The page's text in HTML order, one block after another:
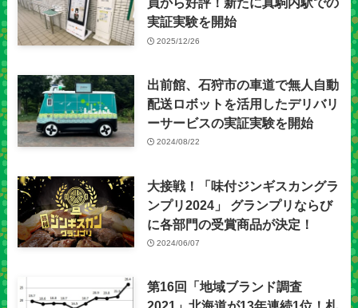
実証実験を開始
2025/12/26
出前館、石狩市の車道で無人自動
配送ロボットを活用したデリバリ
ーサービスの実証実験を開始
2024/08/22
大接戦！「味付ジンギスカングラ
ンプリ2024」 グランプリならび
に各部門の受賞商品が決定！
2024/06/07
第16回「地域ブランド調査